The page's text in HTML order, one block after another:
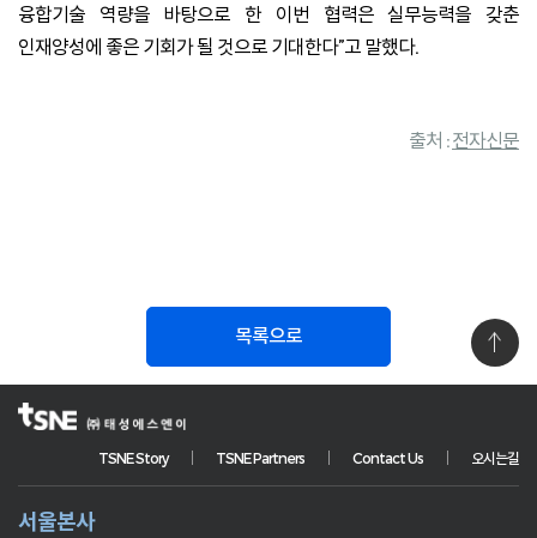
융합기술 역량을 바탕으로 한 이번 협력은 실무능력을 갖춘
인재양성에 좋은 기회가 될 것으로 기대한다”고 말했다.
출처 :전자신문
목록으로
TSNE Story TSNE Partners Contact Us 오시는길
서울본사